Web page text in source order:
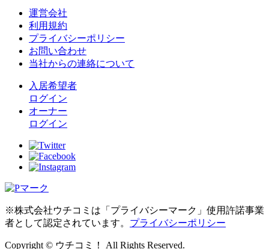
運営会社
利用規約
プライバシーポリシー
お問い合わせ
当社からの連絡について
入居希望者
ログイン
オーナー
ログイン
※株式会社ウチコミは「プライバシーマーク」使用許諾事業
者として認定されています。 プライバシーポリシー
Copyright © ウチコミ！ All Rights Reserved.